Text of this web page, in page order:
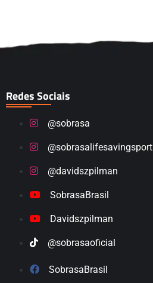
Redes Sociais
@sobrasa
@sobrasalifesavingsport
@davidszpilman
SobrasaBrasil
Davidszpilman
@sobrasaoficial
SobrasaBrasil